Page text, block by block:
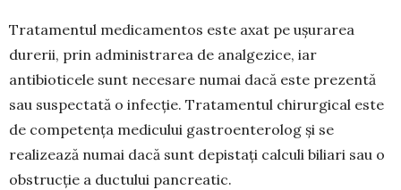
Tratamentul medicamentos este axat pe ușura­rea
durerii, prin administrarea de analgezice, iar
antibioticele sunt necesare numai dacă este pre­zentă
sau suspectată o infecție. Tratamentul chirur­gical este
de competența medicului gastro­enterolog și se
realizează numai dacă sunt depistați calculi biliari sau o
obstrucție a ductului pancreatic.